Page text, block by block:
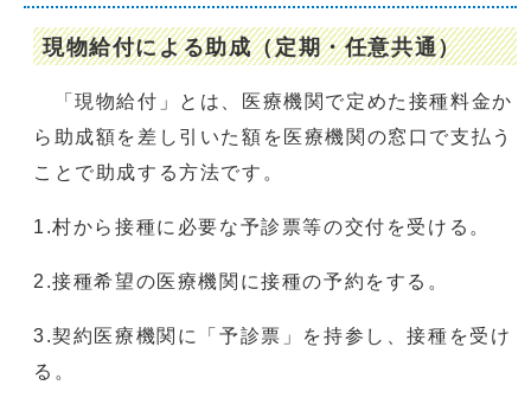
現物給付による助成（定期・任意共通）
「現物給付」とは、医療機関で定めた接種料金か
ら助成額を差し引いた額を医療機関の窓口で支払う
ことで助成する方法です。
1.村から接種に必要な予診票等の交付を受ける。
2.接種希望の医療機関に接種の予約をする。
3.契約医療機関に「予診票」を持参し、接種を受け
る。